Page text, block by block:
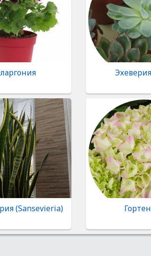
(Sansevieria)